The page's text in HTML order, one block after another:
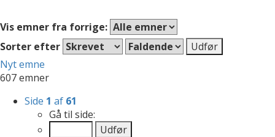
Vis emner fra forrige:
Sorter efter
Nyt emne
607 emner
Side 1 af 61
Gå til side: